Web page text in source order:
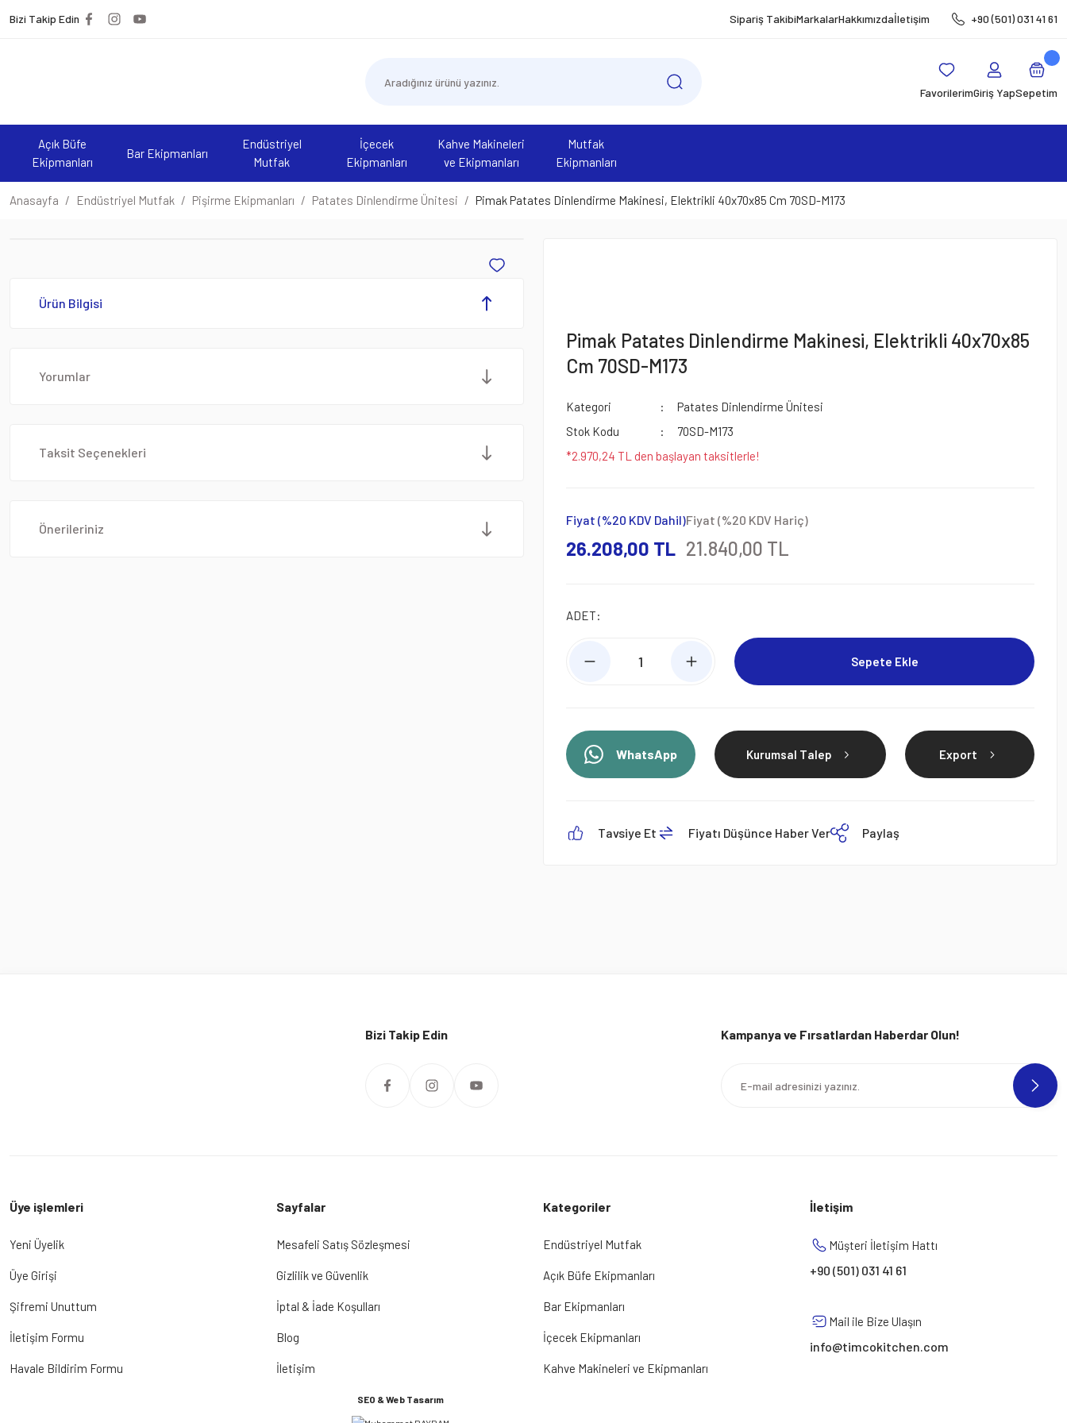
Bizi Takip Edin Sipariş TakibiMarkalarHakkımızdaİletişim +90 (501) 031 41 61
FavorilerimGiriş YapSepetim
Açık Büfe
Ekipmanları
Bar Ekipmanları
Endüstriyel
Mutfak
İçecek
Ekipmanları
Kahve Makineleri
ve Ekipmanları
Mutfak
Ekipmanları
Anasayfa Endüstriyel Mutfak Pişirme Ekipmanları Patates Dinlendirme Ünitesi Pimak Patates Dinlendirme Makinesi, Elektrikli 40x70x85 Cm 70SD-M173
Ürün Bilgisi
Yorumlar
Taksit Seçenekleri
Önerileriniz
Pimak Patates Dinlendirme Makinesi, Elektrikli 40x70x85
Cm 70SD-M173
Kategori
Patates Dinlendirme Ünitesi
Stok Kodu
70SD-M173
*2.970,24 TL den başlayan taksitlerle!
Fiyat (%20 KDV Dahil)
26.208,00 TL
Fiyat (%20 KDV Hariç)
21.840,00 TL
ADET:
Sepete Ekle
WhatsApp Kurumsal Talep Export
Tavsiye Et Fiyatı Düşünce Haber Ver Paylaş
Bizi Takip Edin Kampanya ve Fırsatlardan Haberdar Olun!
Üye işlemleri
Yeni Üyelik
Üye Girişi
Şifremi Unuttum
İletişim Formu
Havale Bildirim Formu
Sayfalar
Mesafeli Satış Sözleşmesi
Gizlilik ve Güvenlik
İptal & İade Koşulları
Blog
İletişim
Kategoriler
Endüstriyel Mutfak
Açık Büfe Ekipmanları
Bar Ekipmanları
İçecek Ekipmanları
Kahve Makineleri ve Ekipmanları
SEO & Web Tasarım
İletişim
Müşteri İletişim Hattı
+90 (501) 031 41 61
Mail ile Bize Ulaşın
info@timcokitchen.com